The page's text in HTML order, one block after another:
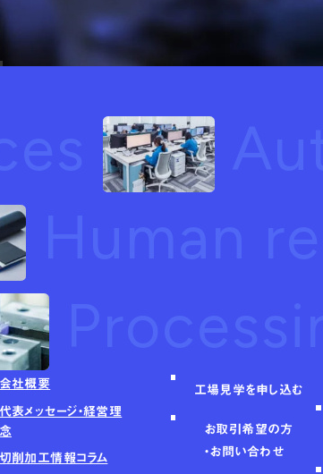
Human
会社概要
代表メッセージ・経営理
念
切削加工情報コラム
工場見学を申し込む
お取引希望の方
・お問い合わせ